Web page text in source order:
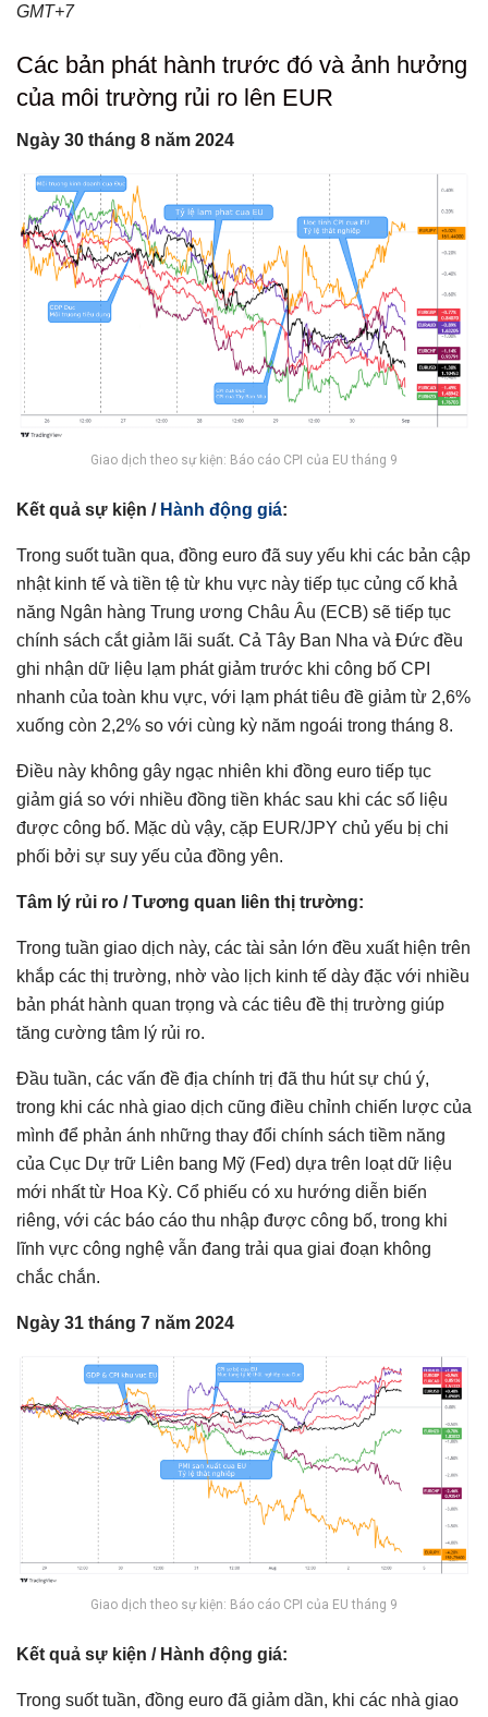
GMT+7
Các bản phát hành trước đó và ảnh hưởng
của môi trường rủi ro lên EUR
Ngày 30 tháng 8 năm 2024
Giao dịch theo sự kiện: Báo cáo CPI của EU tháng 9
Kết quả sự kiện / Hành động giá:
Trong suốt tuần qua, đồng euro đã suy yếu khi các bản cập
nhật kinh tế và tiền tệ từ khu vực này tiếp tục củng cố khả
năng Ngân hàng Trung ương Châu Âu (ECB) sẽ tiếp tục
chính sách cắt giảm lãi suất. Cả Tây Ban Nha và Đức đều
ghi nhận dữ liệu lạm phát giảm trước khi công bố CPI
nhanh của toàn khu vực, với lạm phát tiêu đề giảm từ 2,6%
xuống còn 2,2% so với cùng kỳ năm ngoái trong tháng 8.
Điều này không gây ngạc nhiên khi đồng euro tiếp tục
giảm giá so với nhiều đồng tiền khác sau khi các số liệu
được công bố. Mặc dù vậy, cặp EUR/JPY chủ yếu bị chi
phối bởi sự suy yếu của đồng yên.
Tâm lý rủi ro / Tương quan liên thị trường:
Trong tuần giao dịch này, các tài sản lớn đều xuất hiện trên
khắp các thị trường, nhờ vào lịch kinh tế dày đặc với nhiều
bản phát hành quan trọng và các tiêu đề thị trường giúp
tăng cường tâm lý rủi ro.
Đầu tuần, các vấn đề địa chính trị đã thu hút sự chú ý,
trong khi các nhà giao dịch cũng điều chỉnh chiến lược của
mình để phản ánh những thay đổi chính sách tiềm năng
của Cục Dự trữ Liên bang Mỹ (Fed) dựa trên loạt dữ liệu
mới nhất từ Hoa Kỳ. Cổ phiếu có xu hướng diễn biến
riêng, với các báo cáo thu nhập được công bố, trong khi
lĩnh vực công nghệ vẫn đang trải qua giai đoạn không
chắc chắn.
Ngày 31 tháng 7 năm 2024
Giao dịch theo sự kiện: Báo cáo CPI của EU tháng 9
Kết quả sự kiện / Hành động giá:
Trong suốt tuần, đồng euro đã giảm dần, khi các nhà giao